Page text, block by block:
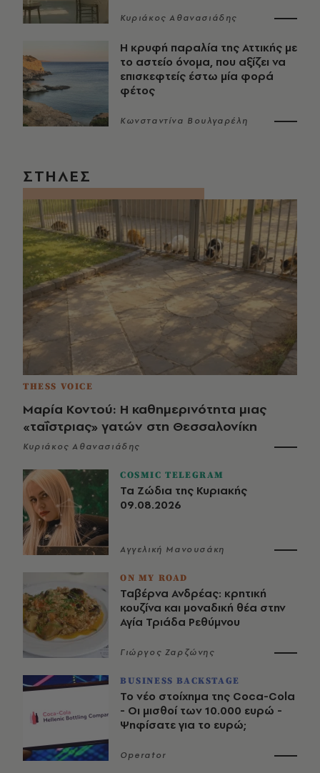
Κυριάκος Αθανασιάδης
Η κρυφή παραλία της Αττικής με
το αστείο όνομα, που αξίζει να
επισκεφτείς έστω μία φορά
φέτος
Κωνσταντίνα Βουλγαρέλη
ΣΤΗΛΕΣ
THESS VOICE
Μαρία Κοντού: Η καθημερινότητα μιας
«ταΐστριας» γατών στη Θεσσαλονίκη
Κυριάκος Αθανασιάδης
COSMIC TELEGRAM
Τα Ζώδια της Κυριακής
09.08.2026
Αγγελική Μανουσάκη
ON MY ROAD
Ταβέρνα Ανδρέας: κρητική
κουζίνα και μοναδική θέα στην
Αγία Τριάδα Ρεθύμνου
Γιώργος Ζαρζώνης
BUSINESS BACKSTAGE
Το νέο στοίχημα της Coca-Cola
- Οι μισθοί των 10.000 ευρώ -
Ψηφίσατε για το ευρώ;
Operator